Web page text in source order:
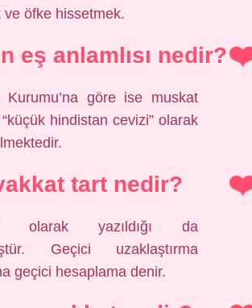
ve öfke hissetmek.
eş anlamlısı nedir?
göre ise muskat
hindistan cevizi” olarak
tart nedir?
olarak yazıldığı da
Geçici uzaklaştırma
geçici hesaplama denir.